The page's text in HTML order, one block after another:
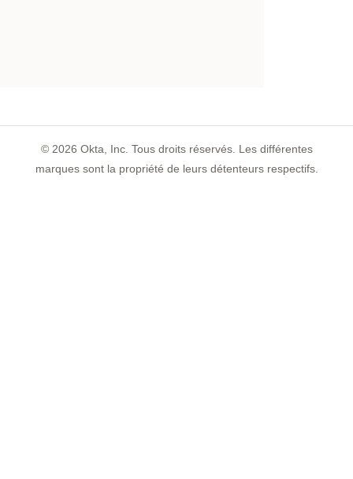
© 2026 Okta, Inc. Tous droits réservés. Les différentes
marques sont la propriété de leurs détenteurs respectifs.